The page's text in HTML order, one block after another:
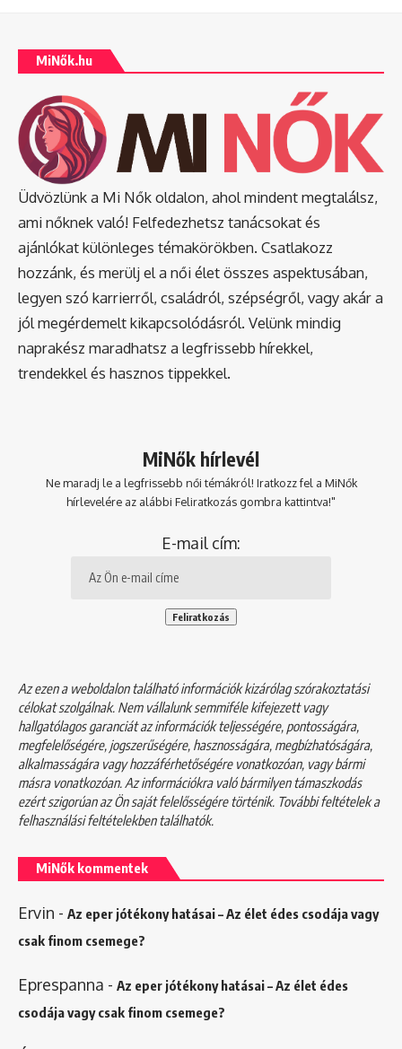
MiNők.hu
Üdvözlünk a Mi Nők oldalon, ahol mindent megtalálsz,
ami nőknek való! Felfedezhetsz tanácsokat és
ajánlókat különleges témakörökben. Csatlakozz
hozzánk, és merülj el a női élet összes aspektusában,
legyen szó karrierről, családról, szépségről, vagy akár a
jól megérdemelt kikapcsolódásról. Velünk mindig
naprakész maradhatsz a legfrissebb hírekkel,
trendekkel és hasznos tippekkel.
MiNők hírlevél
Ne maradj le a legfrissebb női témákról! Iratkozz fel a MiNők
hírlevelére az alábbi Feliratkozás gombra kattintva!"
E-mail cím:
Az ezen a weboldalon található információk kizárólag szórakoztatási
célokat szolgálnak. Nem vállalunk semmiféle kifejezett vagy
hallgatólagos garanciát az információk teljességére, pontosságára,
megfelelőségére, jogszerűségére, hasznosságára, megbízhatóságára,
alkalmasságára vagy hozzáférhetőségére vonatkozóan, vagy bármi
másra vonatkozóan. Az információkra való bármilyen támaszkodás
ezért szigorúan az Ön saját felelősségére történik. További feltételek a
felhasználási feltételekbentalálhatók.
MiNők kommentek
Ervin - Az eper jótékony hatásai – Az élet édes csodája vagy
csak finom csemege?
Eprespanna - Az eper jótékony hatásai – Az élet édes
csodája vagy csak finom csemege?